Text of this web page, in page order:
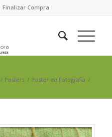
Finalizar Compra
/ Posters / Poster de Fotografia /